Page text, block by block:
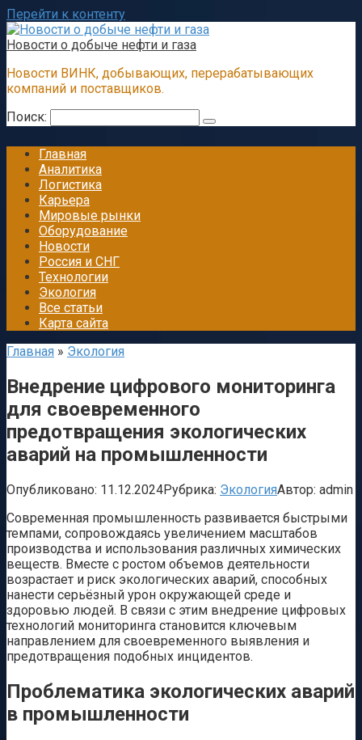
Перейти к контенту
Новости о добыче нефти и газа
Новости ВИНК, добывающих, перерабатывающих
компаний и поставщиков.
Поиск:
Главная
Аналитика
Логистика
Карьера
Мировые рынки
Оборудование
Новости
Россия и СНГ
Технологии
Экология
Все статьи
Карта сайта
Главная » Экология
Внедрение цифрового мониторинга
для своевременного
предотвращения экологических
аварий на промышленности
Опубликовано: 11.12.2024Рубрика: ЭкологияАвтор: admin
Современная промышленность развивается быстрыми
темпами, сопровождаясь увеличением масштабов
производства и использования различных химических
веществ. Вместе с ростом объемов деятельности
возрастает и риск экологических аварий, способных
нанести серьёзный урон окружающей среде и
здоровью людей. В связи с этим внедрение цифровых
технологий мониторинга становится ключевым
направлением для своевременного выявления и
предотвращения подобных инцидентов.
Проблематика экологических аварий
в промышленности